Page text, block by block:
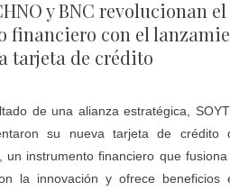
y BNC revolucionan el
financiero con el
tarjeta de crédito
de una alianza estratégica,
su nueva tarjeta de crédito
un instrumento financiero que
la innovación y ofrece beneficios